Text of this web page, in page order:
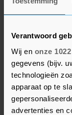
Verantwoord
Wij en onze
gegevens (bijv.
technologieën
apparaat op te
advertenties en
De winnaar
Hongarije
de Nations
beslissing
Oranje gaat
Herzegovina
geplaatste